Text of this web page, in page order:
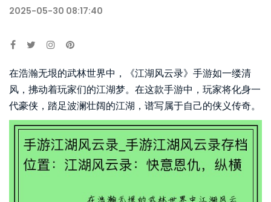
2025-05-30 08:17:40
在浩瀚无垠的武林世界中，《江湖风云录》手游如一缕清
风，拂动着玩家们的江湖梦。在这款手游中，玩家将化身一
代豪侠，踏足波澜壮阔的江湖，谱写属于自己的侠义传奇。